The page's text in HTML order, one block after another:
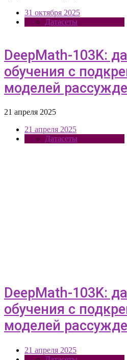
31 октября 2025
Датасеты
DeepMath-103K:
обучения с
моделей
21 апреля 2025
21 апреля 2025
Датасеты
DeepMath-103K:
обучения с
моделей
21 апреля 2025